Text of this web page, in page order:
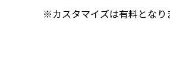
※カスタマイズは有料となり